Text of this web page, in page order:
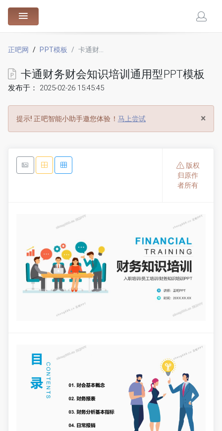
正吧网 PPT模板 卡通财务财会知识培训通用型PPT模板
卡通财务财会知识培训通用型PPT模板
发布于： 2025-02-26 15:45:45
×
提示! 正吧智能小助手邀您体验！ 马上尝试
版权
归原作
者所有